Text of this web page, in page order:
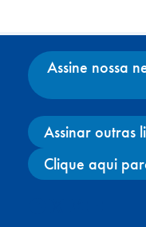
Assine nossa
Assinar outras
Clique aqui